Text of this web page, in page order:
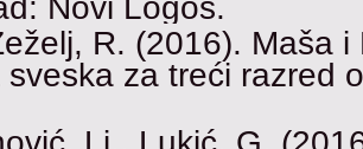
Novi Logos.
R. (2016). Maša
sveska za treći razred